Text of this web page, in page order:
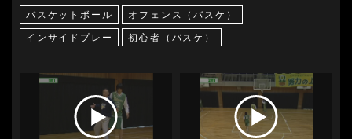
バスケットボール オフェンス（バスケ）
インサイドプレー 初心者（バスケ）